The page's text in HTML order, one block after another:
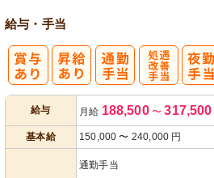
給与・手当
給与 月給 188,500 〜 317,500
基本給 150,000 〜 240,000 円
通勤手当